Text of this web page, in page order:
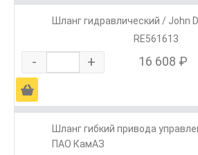
Шланг гидравлический / John
RE561613
- + 16 608 ₽
Ä
Шланг гибкий привода
ПАО КамАЗ